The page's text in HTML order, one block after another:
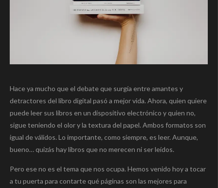
Hace ya mucho que el debate que surgía entre amantes y
detractores del libro digital pasó a mejor vida. Ahora, quien quiere
puede leer sus libros en un dispositivo electrónico y quien no,
sigue teniendo el olor y la textura del papel. Ambos formatos son
igual de válidos. Lo importante, como siempre, es leer. Aunque,
bueno… quizás hay libros que no merecen ni ser leídos.
Pero ese no es el tema que nos ocupa. Hemos venido hoy a tocar
a tu puerta para contarte qué páginas son las mejores para